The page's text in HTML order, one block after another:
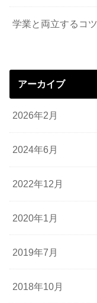
学業と両立するコツ
アーカイブ
2026年2月
2024年6月
2022年12月
2020年1月
2019年7月
2018年10月